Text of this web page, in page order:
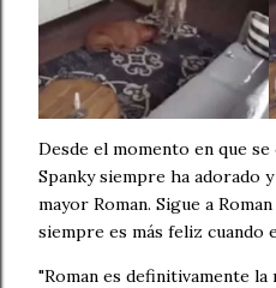
Desde el momento en que
Spanky siempre ha adorado
mayor Roman. Sigue a
siempre es más feliz cuando
"Roman es definitivamente la